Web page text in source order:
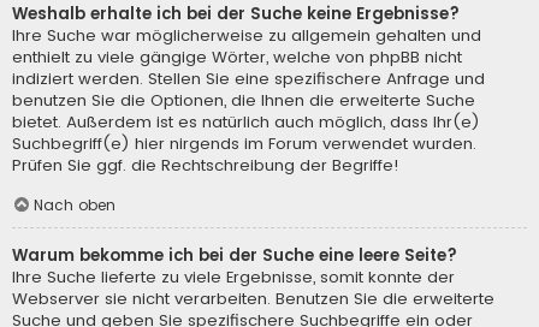
Weshalb erhalte ich bei der Suche keine Ergebnisse?
Ihre Suche war möglicherweise zu allgemein gehalten und
enthielt zu viele gängige Wörter, welche von phpBB nicht
indiziert werden. Stellen Sie eine spezifischere Anfrage und
benutzen Sie die Optionen, die Ihnen die erweiterte Suche
bietet. Außerdem ist es natürlich auch möglich, dass Ihr(e)
Suchbegriff(e) hier nirgends im Forum verwendet wurden.
Prüfen Sie ggf. die Rechtschreibung der Begriffe!
Nach oben
Warum bekomme ich bei der Suche eine leere Seite?
Ihre Suche lieferte zu viele Ergebnisse, somit konnte der
Webserver sie nicht verarbeiten. Benutzen Sie die erweiterte
Suche und geben Sie spezifischere Suchbegriffe ein oder